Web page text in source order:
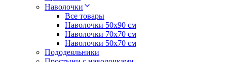
Наволочки
Все товары
Наволочки 50x90 см
Наволочки 70x70 cм
Наволочки 50х70 см
Пододеяльники